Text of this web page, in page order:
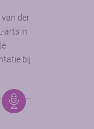
van der
arts in
bij